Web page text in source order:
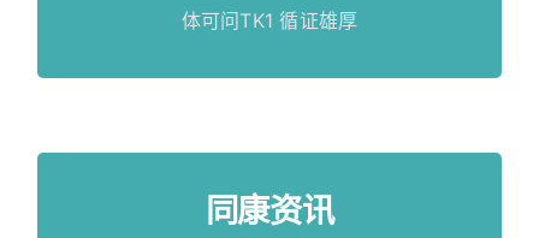
体可问TK1 循证雄厚
同康资讯
同康资讯